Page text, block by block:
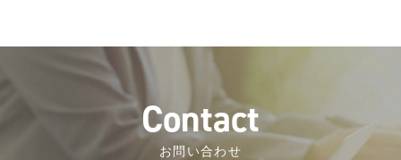
Contact
お問い合わせ